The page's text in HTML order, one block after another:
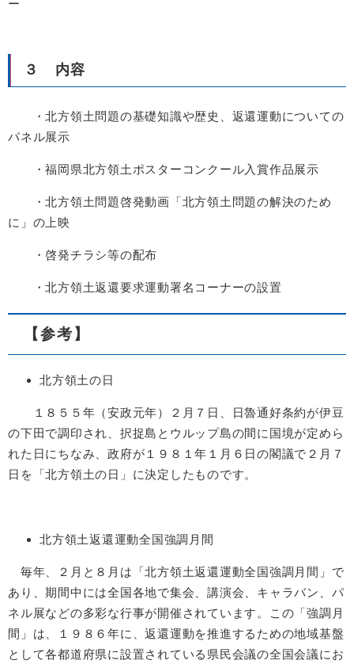
ー
３ 内容
・北方領土問題の基礎知識や歴史、返還運動についての
パネル展示
・福岡県北方領土ポスターコンクール入賞作品展示
・北方領土問題啓発動画「北方領土問題の解決のため
に」の上映
・啓発チラシ等の配布
・北方領土返還要求運動署名コーナーの設置
【参考】
北方領土の日
１８５５年（安政元年）２月７日、日魯通好条約が伊豆
の下田で調印され、択捉島とウルップ島の間に国境が定めら
れた日にちなみ、政府が１９８１年１月６日の閣議で２月７
日を「北方領土の日」に決定したものです。
北方領土返還運動全国強調月間
毎年、２月と８月は「北方領土返還運動全国強調月間」で
あり、期間中には全国各地で集会、講演会、キャラバン、パ
ネル展などの多彩な行事が開催されています。この「強調月
間」は、１９８６年に、返還運動を推進するための地域基盤
として各都道府県に設置されている県民会議の全国会議にお